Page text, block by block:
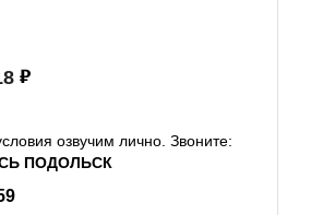
озвучим лично. Звоните:
ПОДОЛЬСК